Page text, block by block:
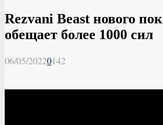
Rezvani Beast нового
обещает более 1000 сил
06/05/20220142